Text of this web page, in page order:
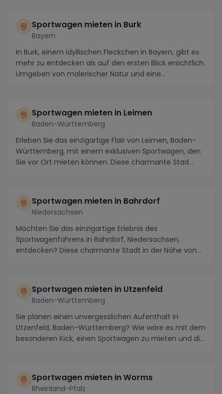
Sportwagen mieten in Burk
Bayern
In Burk, einem idyllischen Fleckchen in Bayern, gibt es
mehr zu entdecken als auf den ersten Blick ersichtlich.
Umgeben von malerischer Natur und eine...
Sportwagen mieten in Leimen
Baden-Württemberg
Erleben Sie das einzigartige Flair von Leimen, Baden-
Württemberg, mit einem exklusiven Sportwagen, den
Sie vor Ort mieten können. Diese charmante Stad...
Sportwagen mieten in Bahrdorf
Niedersachsen
Möchten Sie das einzigartige Erlebnis des
Sportwagenfahrens in Bahrdorf, Niedersachsen,
entdecken? Diese charmante Stadt in der Nähe von
Sportwagen mieten in Utzenfeld
Baden-Württemberg
Sie planen einen unvergesslichen Aufenthalt in
Utzenfeld, Baden-Württemberg? Wie wäre es mit dem
besonderen Kick, einen Sportwagen zu mieten und die
Sportwagen mieten in Worms
Rheinland-Pfalz